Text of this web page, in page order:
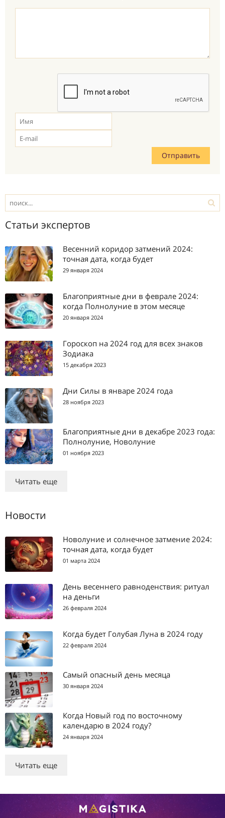
Статьи экспертов
Весенний коридор затмений 2024:
точная дата, когда будет
29 января 2024
Благоприятные дни в феврале 2024:
когда Полнолуние в этом месяце
20 января 2024
Гороскоп на 2024 год для всех знаков
Зодиака
15 декабря 2023
Дни Силы в январе 2024 года
28 ноября 2023
Благоприятные дни в декабре 2023 года:
Полнолуние, Новолуние
01 ноября 2023
Читать еще
Новости
Новолуние и солнечное затмение 2024:
точная дата, когда будет
01 марта 2024
День весеннего равноденствия: ритуал
на деньги
26 февраля 2024
Когда будет Голубая Луна в 2024 году
22 февраля 2024
Самый опасный день месяца
30 января 2024
Когда Новый год по восточному
календарю в 2024 году?
24 января 2024
Читать еще